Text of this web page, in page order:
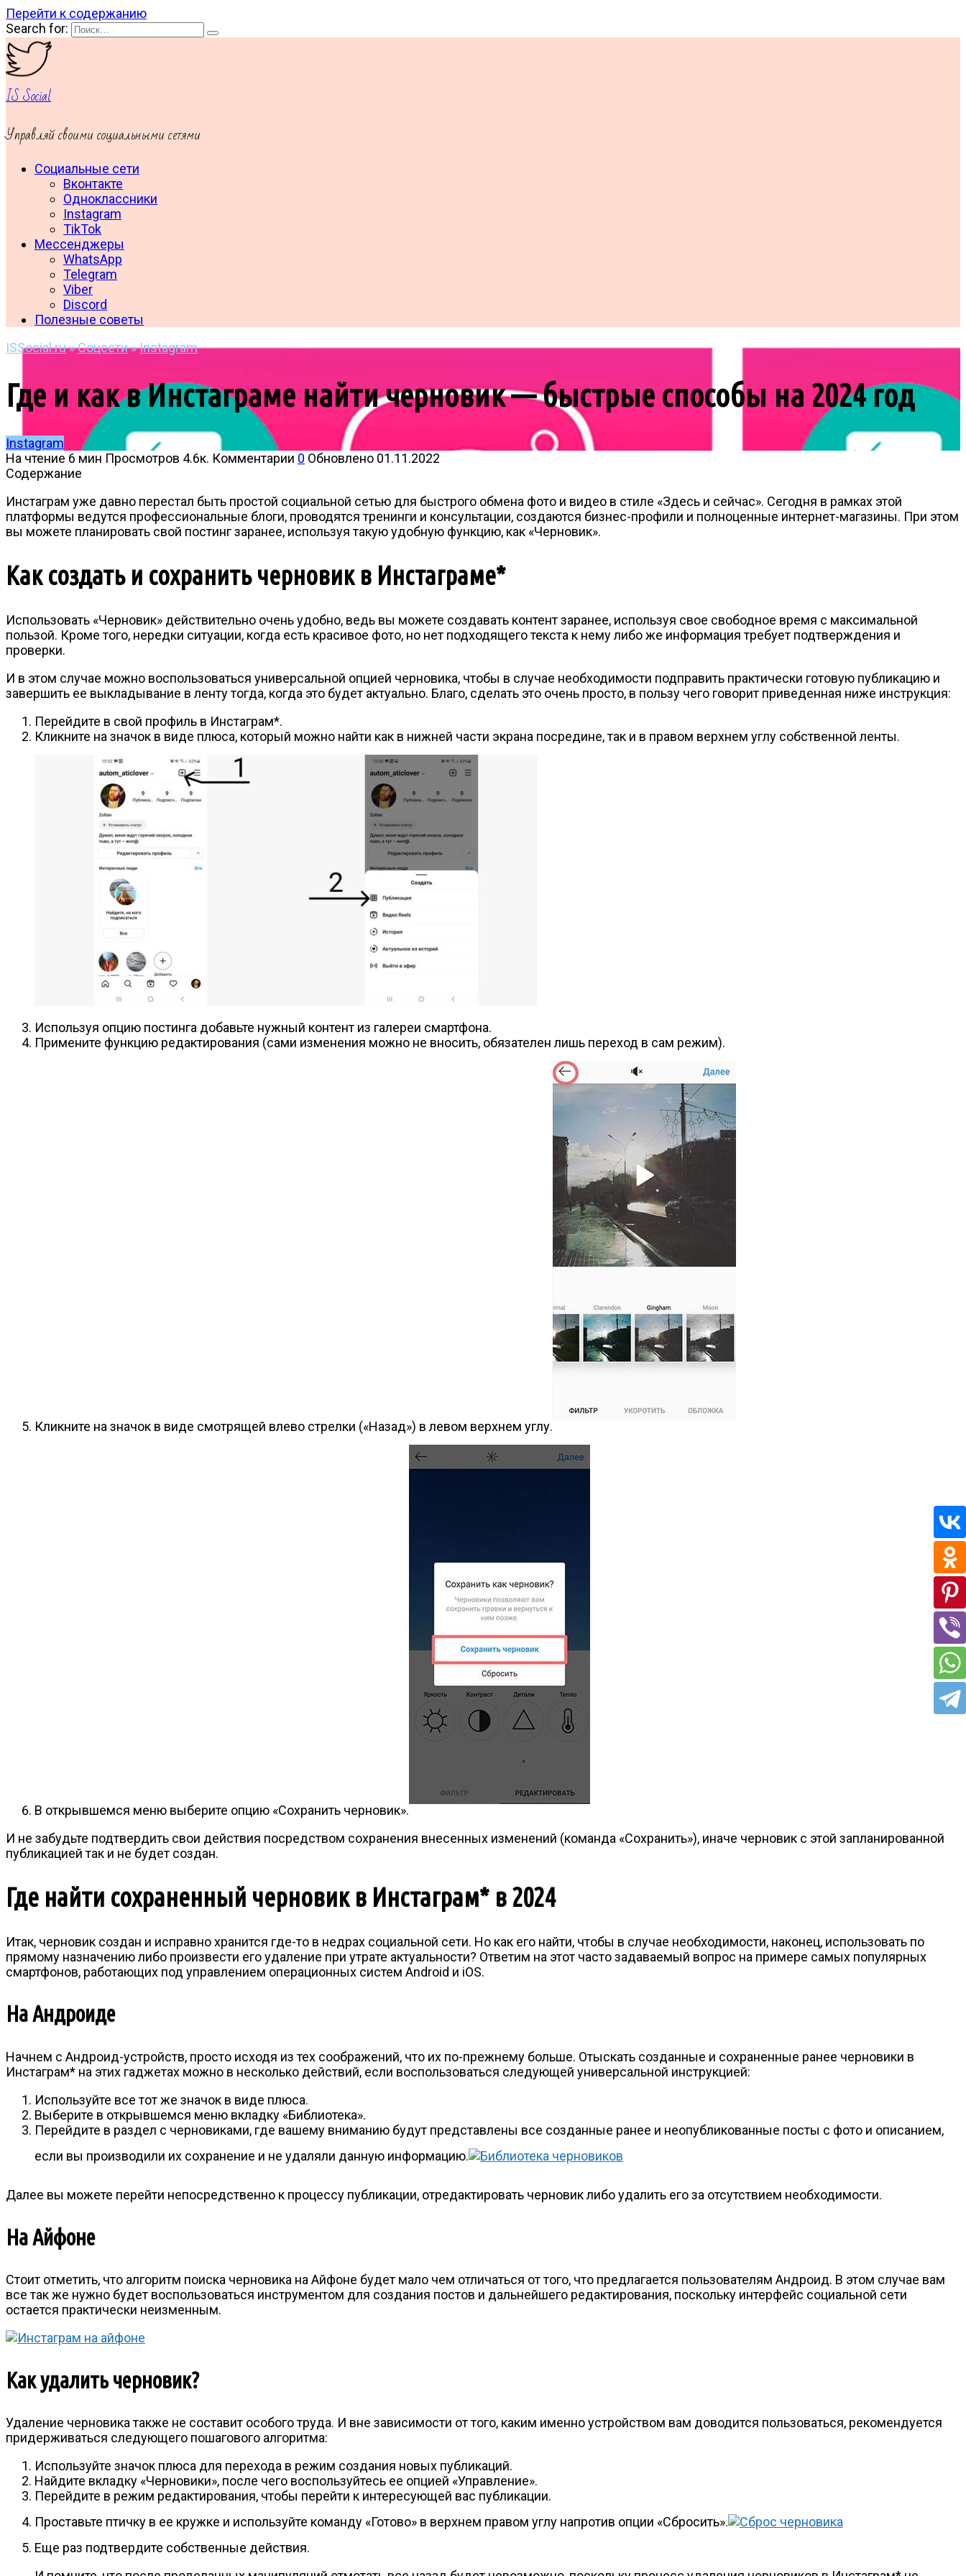
Перейти к содержанию
Search for:
IS Social
Управляй своими социальными сетями
Социальные сети
Вконтакте
Одноклассники
Instagram
TikTok
Мессенджеры
WhatsApp
Telegram
Viber
Discord
Полезные советы
ISSocial.ru»Соцсети»Instagram
Где и как в Инстаграме найти черновик — быстрые способы на 2024 год
Instagram
На чтение 6 мин Просмотров 4.6к. Комментарии 0 Обновлено 01.11.2022
Содержание
Инстаграм уже давно перестал быть простой социальной сетью для быстрого обмена фото и видео в стиле «Здесь и сейчас». Сегодня в рамках этой
платформы ведутся профессиональные блоги, проводятся тренинги и консультации, создаются бизнес-профили и полноценные интернет-магазины. При этом
вы можете планировать свой постинг заранее, используя такую удобную функцию, как «Черновик».
Как создать и сохранить черновик в Инстаграме*
Использовать «Черновик» действительно очень удобно, ведь вы можете создавать контент заранее, используя свое свободное время с максимальной
пользой. Кроме того, нередки ситуации, когда есть красивое фото, но нет подходящего текста к нему либо же информация требует подтверждения и
проверки.
И в этом случае можно воспользоваться универсальной опцией черновика, чтобы в случае необходимости подправить практически готовую публикацию и
завершить ее выкладывание в ленту тогда, когда это будет актуально. Благо, сделать это очень просто, в пользу чего говорит приведенная ниже инструкция:
Перейдите в свой профиль в Инстаграм*.
Кликните на значок в виде плюса, который можно найти как в нижней части экрана посредине, так и в правом верхнем углу собственной ленты.
Используя опцию постинга добавьте нужный контент из галереи смартфона.
Примените функцию редактирования (сами изменения можно не вносить, обязателен лишь переход в сам режим).
Кликните на значок в виде смотрящей влево стрелки («Назад») в левом верхнем углу.
В открывшемся меню выберите опцию «Сохранить черновик».
И не забудьте подтвердить свои действия посредством сохранения внесенных изменений (команда «Сохранить»), иначе черновик с этой запланированной
публикацией так и не будет создан.
Где найти сохраненный черновик в Инстаграм* в 2024
Итак, черновик создан и исправно хранится где-то в недрах социальной сети. Но как его найти, чтобы в случае необходимости, наконец, использовать по
прямому назначению либо произвести его удаление при утрате актуальности? Ответим на этот часто задаваемый вопрос на примере самых популярных
смартфонов, работающих под управлением операционных систем Android и iOS.
На Андроиде
Начнем с Андроид-устройств, просто исходя из тех соображений, что их по-прежнему больше. Отыскать созданные и сохраненные ранее черновики в
Инстаграм* на этих гаджетах можно в несколько действий, если воспользоваться следующей универсальной инструкцией:
Используйте все тот же значок в виде плюса.
Выберите в открывшемся меню вкладку «Библиотека».
Перейдите в раздел с черновиками, где вашему вниманию будут представлены все созданные ранее и неопубликованные посты с фото и описанием,
если вы производили их сохранение и не удаляли данную информацию.
Далее вы можете перейти непосредственно к процессу публикации, отредактировать черновик либо удалить его за отсутствием необходимости.
На Айфоне
Стоит отметить, что алгоритм поиска черновика на Айфоне будет мало чем отличаться от того, что предлагается пользователям Андроид. В этом случае вам
все так же нужно будет воспользоваться инструментом для создания постов и дальнейшего редактирования, поскольку интерфейс социальной сети
остается практически неизменным.
Как удалить черновик?
Удаление черновика также не составит особого труда. И вне зависимости от того, каким именно устройством вам доводится пользоваться, рекомендуется
придерживаться следующего пошагового алгоритма:
Используйте значок плюса для перехода в режим создания новых публикаций.
Найдите вкладку «Черновики», после чего воспользуйтесь ее опцией «Управление».
Перейдите в режим редактирования, чтобы перейти к интересующей вас публикации.
Проставьте птичку в ее кружке и используйте команду «Готово» в верхнем правом углу напротив опции «Сбросить».
Еще раз подтвердите собственные действия.